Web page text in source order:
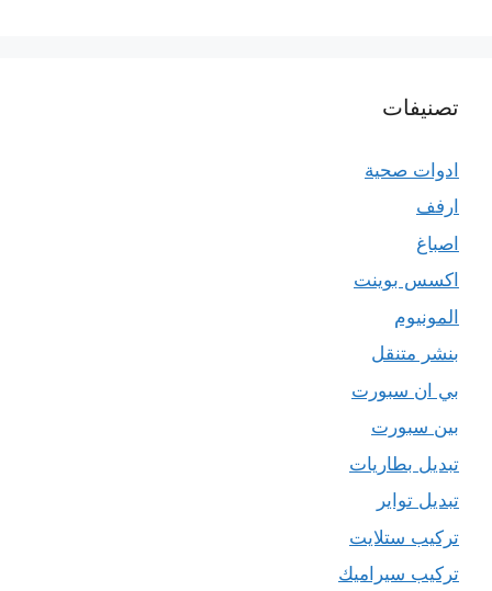
تصنيفات
ادوات صحية
ارفف
اصباغ
اكسس بوينت
المونيوم
بنشر متنقل
بي ان سبورت
بين سبورت
تبديل بطاريات
تبديل تواير
تركيب ستلايت
تركيب سيراميك